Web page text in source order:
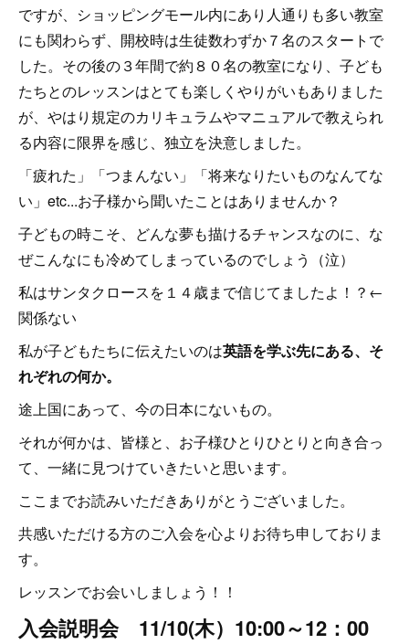
ですが、ショッピングモール内にあり人通りも多い教室
にも関わらず、開校時は生徒数わずか７名のスタートで
した。その後の３年間で約８０名の教室になり、子ども
たちとのレッスンはとても楽しくやりがいもありました
が、やはり規定のカリキュラムやマニュアルで教えられ
る内容に限界を感じ、独立を決意しました。
「疲れた」「つまんない」「将来なりたいものなんてな
い」etc...お子様から聞いたことはありませんか？
子どもの時こそ、どんな夢も描けるチャンスなのに、な
ぜこんなにも冷めてしまっているのでしょう（泣）
私はサンタクロースを１４歳まで信じてましたよ！？←
関係ない
私が子どもたちに伝えたいのは英語を学ぶ先にある、そ
れぞれの何か。
途上国にあって、今の日本にないもの。
それが何かは、皆様と、お子様ひとりひとりと向き合っ
て、一緒に見つけていきたいと思います。
ここまでお読みいただきありがとうございました。
共感いただける方のご入会を心よりお待ち申しておりま
す。
レッスンでお会いしましょう！！
入会説明会 11/10(木）10:00～12：00